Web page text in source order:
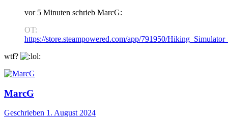
vor 5 Minuten schrieb MarcG:
OT:
https://store.steampowered.com/app/791950/
wtf?
MarcG
Geschrieben 1. August 2024